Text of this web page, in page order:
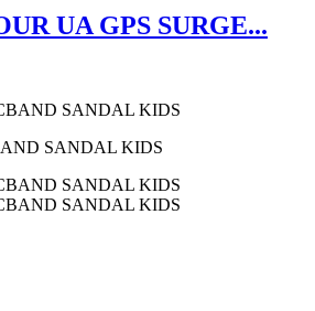
UA GPS SURGE...
SANDAL KIDS